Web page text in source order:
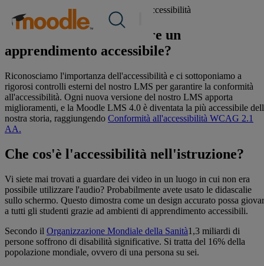
contenuto
Prodotti
Servizi
Riguardo a noi
Contattaci
IT
Ottieni Moodle
Funzionalità con Moodle Moodle e l'accessibilità
Come fa Moodle a fornire un
apprendimento accessibile?
Riconosciamo l'importanza dell'accessibilità e ci sottoponiamo a
rigorosi controlli esterni del nostro LMS per garantire la conformità
all'accessibilità. Ogni nuova versione del nostro LMS apporta
miglioramenti, e la Moodle LMS 4.0 è diventata la più accessibile
nostra storia, raggiungendo Conformità all'accessibilità WCAG 2.1
AA.
Che cos'è l'accessibilità nell'istruzione?
Vi siete mai trovati a guardare dei video in un luogo in cui non era
possibile utilizzare l'audio? Probabilmente avete usato le didascalie
sullo schermo. Questo dimostra come un design accurato possa
a tutti gli studenti grazie ad ambienti di apprendimento accessibili.
Secondo il Organizzazione Mondiale della Sanità1,3 miliardi di
persone soffrono di disabilità significative. Si tratta del 16% della
popolazione mondiale, ovvero di una persona su sei.